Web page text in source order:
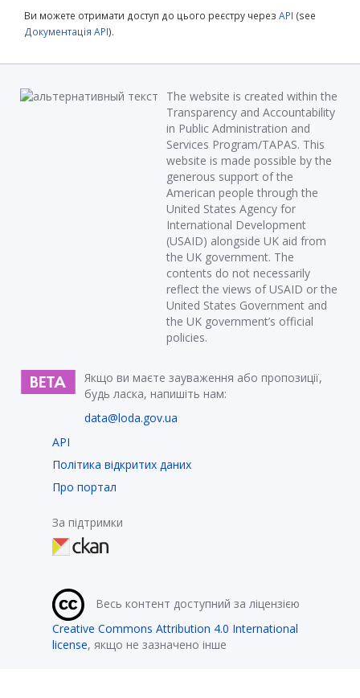
Ви можете отримати доступ до цього реєстру через API (see
Документація API).
The website is created within the
Transparency and Accountability
in Public Administration and
Services Program/TAPAS. This
website is made possible by the
generous support of the
American people through the
United States Agency for
International Development
(USAID) alongside UK aid from
the UK government. The
contents do not necessarily
reflect the views of USAID or the
United States Government and
the UK government’s official
policies.
Якщо ви маєте зауваження або пропозиції,
будь ласка, напишіть нам:
data@loda.gov.ua
API
Політика відкритих даних
Про портал
За підтримки
Весь контент доступний за ліцензією
Creative Commons Attribution 4.0 International
license, якщо не зазначено інше